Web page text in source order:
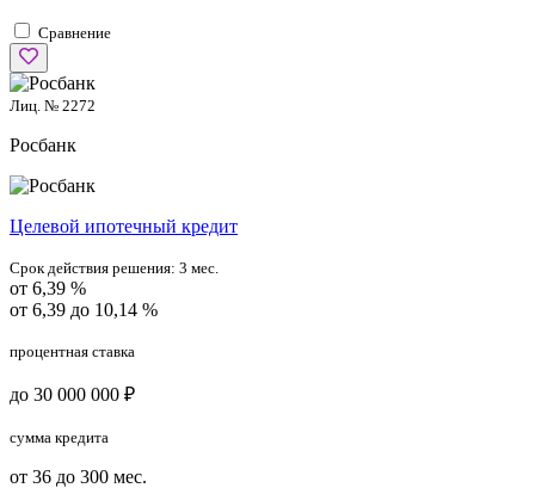
Сравнение
Лиц. № 2272
Росбанк
Целевой ипотечный кредит
Срок действия решения: 3 мес.
от 6,39 %
от 6,39 до 10,14 %
процентная ставка
до 30 000 000 ₽
сумма кредита
от 36 до 300 мес.